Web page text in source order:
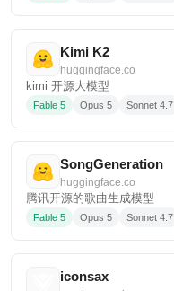
Kimi K2
huggingface.co
kimi 开源大模型
Fable 5 Opus 5 Sonnet 4.7
SongGeneration
huggingface.co
腾讯开源的歌曲生成模型
Fable 5 Opus 5 Sonnet 4.7
iconsax